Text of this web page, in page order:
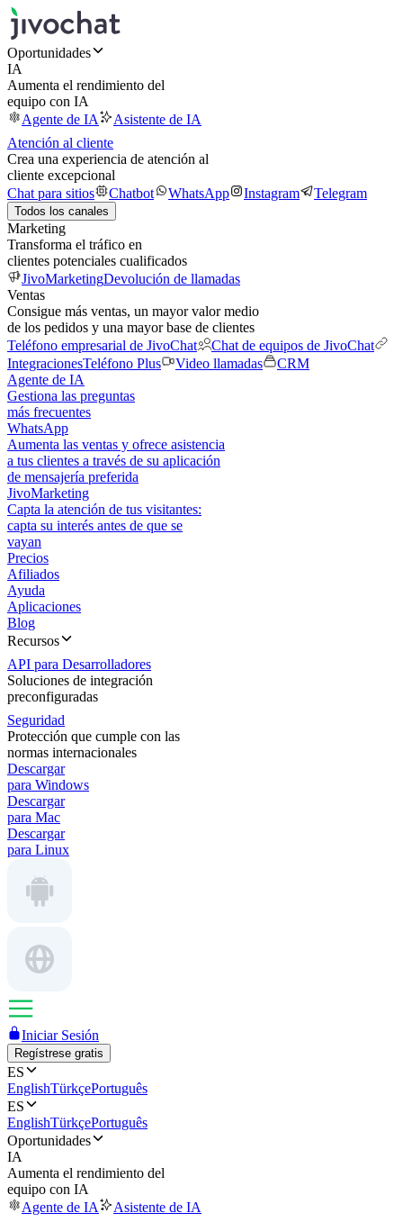
Oportunidades
IA
Aumenta el rendimiento del
equipo con IA
Agente de IA
Asistente de IA
Atención al cliente
Crea una experiencia de atención al
cliente excepcional
Chat para sitios
Chatbot WhatsApp Instagram Telegram
Todos los canales
Marketing
Transforma el tráfico en
clientes potenciales cualificados
JivoMarketingDevolución de llamadas
Ventas
Consigue más ventas, un mayor valor medio
de los pedidos y una mayor base de clientes
Teléfono empresarial de JivoChat
Chat de equipos de JivoChat
IntegracionesTeléfono Plus Video llamadas
CRM
Agente de IA
Gestiona las preguntas
más frecuentes
WhatsApp
Aumenta las ventas y ofrece asistencia
a tus clientes a través de su aplicación
de mensajería preferida
JivoMarketing
Capta la atención de tus visitantes:
capta su interés antes de que se
vayan
Precios
Afiliados
Ayuda
Aplicaciones
Blog
Recursos
API para Desarrolladores
Soluciones de integración
preconfiguradas
Seguridad
Protección que cumple con las
normas internacionales
Descargar
para Windows
Descargar
para Mac
Descargar
para Linux
Iniciar Sesión
Regístrese gratis
ES
EnglishTürkçePortuguês
ES
EnglishTürkçePortuguês
Oportunidades
IA
Aumenta el rendimiento del
equipo con IA
Agente de IA
Asistente de IA